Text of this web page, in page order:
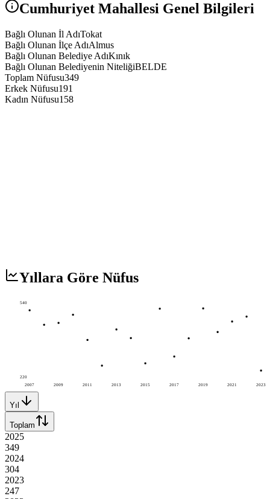
Cumhuriyet Mahallesi Genel Bilgileri
Bağlı Olunan İl AdıTokat
Bağlı Olunan İlçe AdıAlmus
Bağlı Olunan Belediye AdıKınık
Bağlı Olunan Belediyenin NiteliğiBELDE
Toplam Nüfusu349
Erkek Nüfusu191
Kadın Nüfusu158
Yıllara Göre Nüfus
2007 2009 2011 2013 2015 2017 2019 2021 2023
540
220
Yıl
Toplam
2025
349
2024
304
2023
247